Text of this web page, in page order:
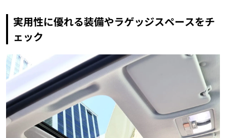
実用性に優れる装備やラゲッジスペースをチ
ェック